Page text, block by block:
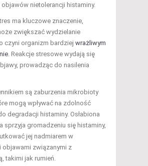
nietolerancji histaminy.
ma kluczowe znaczenie,
zwiększać wydzielanie
czyni organizm bardziej wrażliwym
. Reakcje stresowe wydają się
prowadząc do nasilenia
są zaburzenia mikrobioty
mogą wpływać na zdolność
degradacji histaminy. Osłabiona
sprzyja gromadzeniu się histaminy,
jej nadmiarem w
objawami związanymi z
takimi jak rumień.